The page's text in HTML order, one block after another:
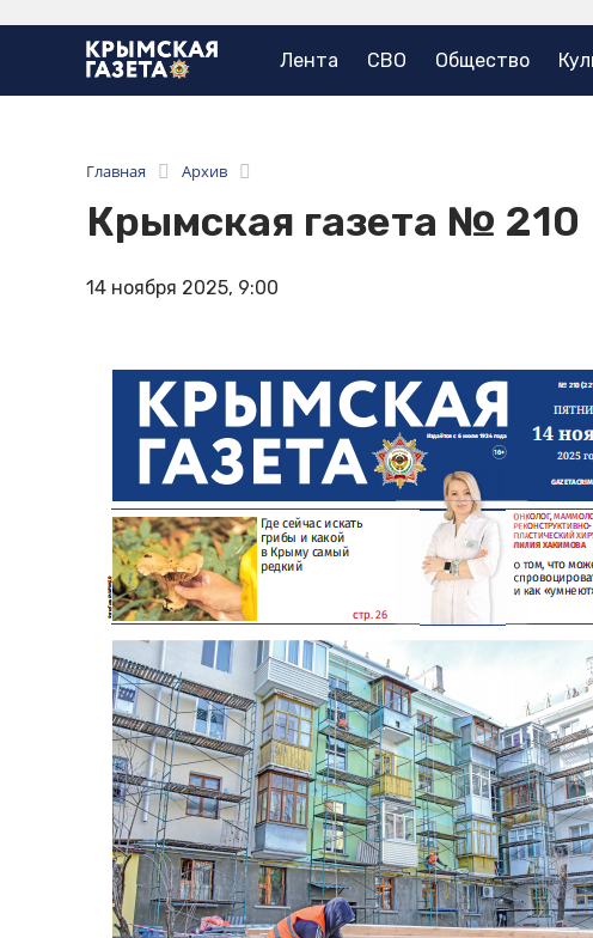
Лента СВО Общество
Главная Архив
Крымская газета № 210
14 ноября 2025, 9:00